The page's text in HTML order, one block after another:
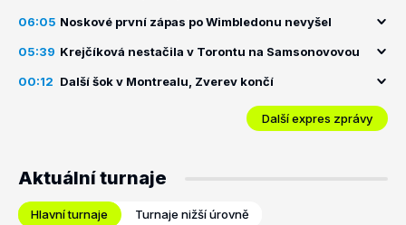
06:05 Noskové první zápas po Wimbledonu nevyšel
05:39 Krejčíková nestačila v Torontu na Samsonovovou
00:12 Další šok v Montrealu, Zverev končí
Další expres zprávy
Aktuální turnaje
Hlavní turnaje Turnaje nižší úrovně